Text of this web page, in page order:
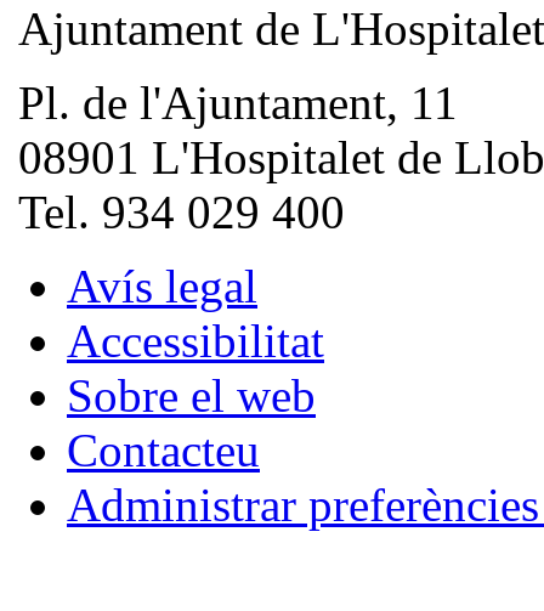
Ajuntament de L'Hospitalet
Pl. de l'Ajuntament, 11
08901 L'Hospitalet de
Tel. 934 029 400
Avís legal
Accessibilitat
Sobre el web
Contacteu
Administrar